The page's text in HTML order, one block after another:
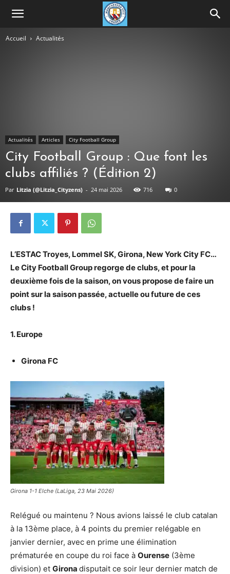
Accueil Actualités
Actualités Articles City Football Group
City Football Group : Que font les
clubs affiliés ? (Édition 2)
Par Litzia (@Litzia_Cityzens) - 24 mai 2026 716 0
L’ESTAC Troyes, Lommel SK, Girona, New York City FC…
Le City Football Group regorge de clubs, et pour la
deuxième fois de la saison, on vous propose de faire un
point sur la saison passée, actuelle ou future de ces
clubs !
1. Europe
Girona FC
Girona 1-1 Elche (LaLiga, 23 Mai 2026)
Relégué ou maintenu ? Nous avions laissé le club catalan
à la 13ème place, à 4 points du premier relégable en
janvier dernier, avec en prime une élimination
prématurée en coupe du roi face à Ourense (3ème
division) et Girona disputait ce soir leur dernier match de